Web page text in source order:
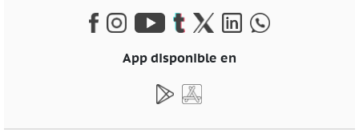
App disponible en